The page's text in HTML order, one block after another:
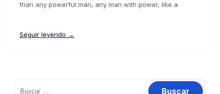
than any powerful man, any man with power, like a
Seguir leyendo →
Buscar: